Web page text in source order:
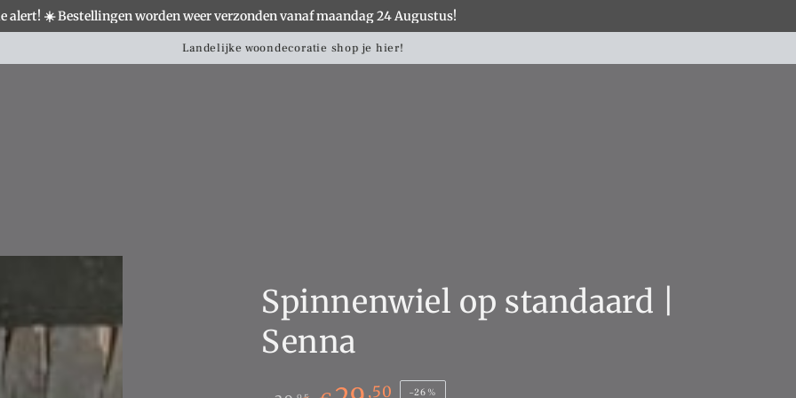
alert! ☀️ Bestellingen worden weer verzonden vanaf maandag 24 Augustus!
Landelijke woondecoratie shop je hier!
WOONACCESSOIRES VERLICHTING MEUBELS COLLECTIES
Spinnenwiel op standaard |
Senna
,50 –26%